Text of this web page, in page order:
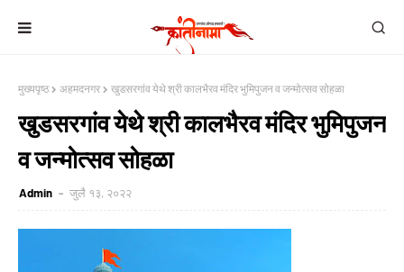
मुख्यपृष्ठ अहमदनगर खुडसरगांव येथे श्री कालभैरव मंदिर भुमिपुजन व जन्मोत्सव सोहळा
खुडसरगांव येथे श्री कालभैरव मंदिर भुमिपुजन
व जन्मोत्सव सोहळा
Admin जुलै १३, २०२२